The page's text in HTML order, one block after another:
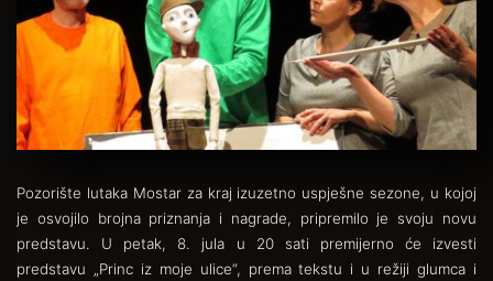
Pozorište lutaka Mostar za kraj izuzetno uspješne sezone, u kojoj
je osvojilo brojna priznanja i nagrade, pripremilo je svoju novu
predstavu. U petak, 8. jula u 20 sati premijerno će izvesti
predstavu „Princ iz moje ulice“, prema tekstu i u režiji glumca i